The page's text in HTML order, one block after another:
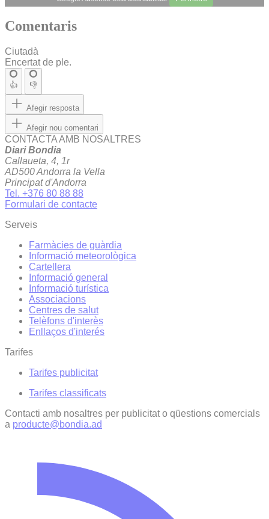
Comentaris
Ciutadà
Encertat de ple.
👍 👎
Afegir resposta
Afegir nou comentari
CONTACTA AMB NOSALTRES
Diari Bondia
Callaueta, 4, 1r
AD500 Andorra la Vella
Principat d'Andorra
Tel. +376 80 88 88
Formulari de contacte
Serveis
Farmàcies de guàrdia
Informació meteorològica
Cartellera
Informació general
Informació turística
Associacions
Centres de salut
Telèfons d'interès
Enllaços d'interés
Tarifes
Tarifes publicitat
Tarifes classificats
Contacti amb nosaltres per publicitat o qüestions comercials
a producte@bondia.ad